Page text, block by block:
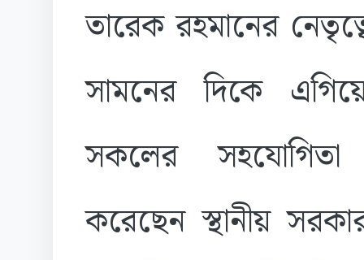
তারেক রহমানের
সামনের দিকে
সকলের সহযোগিতা
করেছেন স্থানীয়